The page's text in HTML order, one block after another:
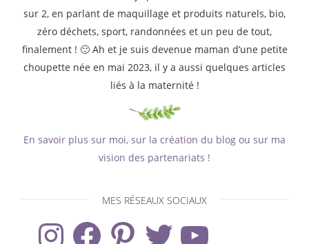
sur 2, en parlant de maquillage et produits naturels, bio,
zéro déchets, sport, randonnées et un peu de tout,
finalement ! 🙂 Ah et je suis devenue maman d’une petite
choupette née en mai 2023, il y a aussi quelques articles
liés à la maternité !
En savoir plus sur moi, sur la création du blog ou sur ma
vision des partenariats !
MES RÉSEAUX SOCIAUX
InstagramFacebook Pinterest Twitter